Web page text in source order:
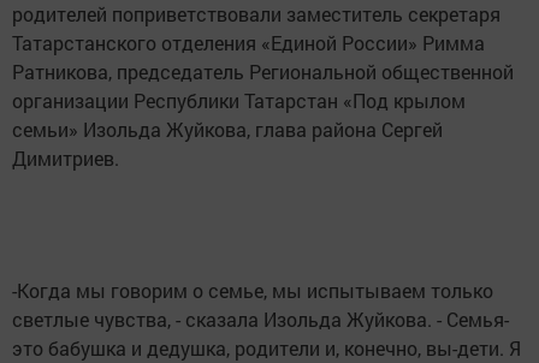
родителей поприветствовали заместитель секретаря
Татарстанского отделения «Единой России» Римма
Ратникова, председатель Региональной общественной
организации Республики Татарстан «Под крылом
семьи» Изольда Жуйкова, глава района Сергей
Димитриев.
-Когда мы говорим о семье, мы испытываем только
светлые чувства, - сказала Изольда Жуйкова. - Семья-
это бабушка и дедушка, родители и, конечно, вы-дети. Я